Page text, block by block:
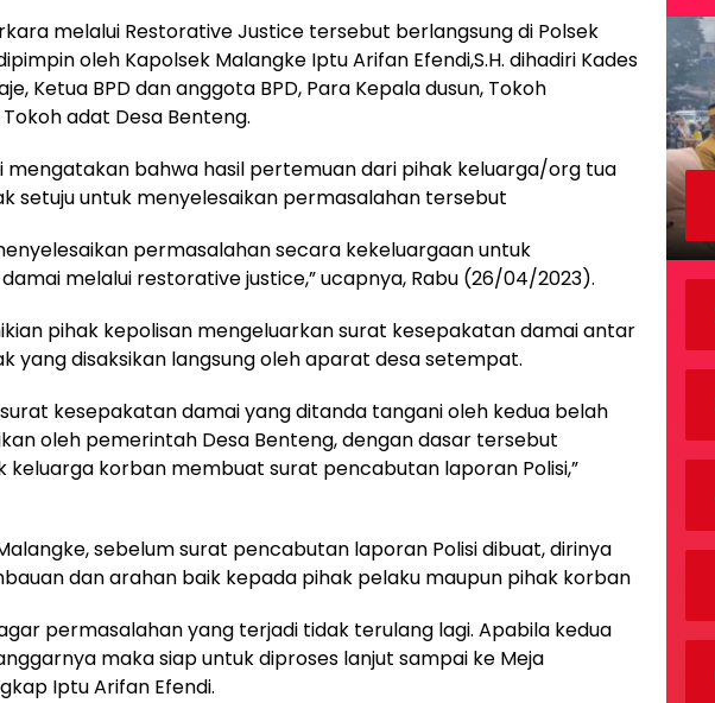
melalui Restorative Justice tersebut berlangsung di Polsek
oleh Kapolsek Malangke Iptu Arifan Efendi,S.H. dihadiri Kades
Ketua BPD dan anggota BPD, Para Kepala dusun, Tokoh
adat Desa Benteng.
mengatakan bahwa hasil pertemuan dari pihak keluarga/org tua
setuju untuk menyelesaikan permasalahan tersebut
permasalahan secara kekeluargaan untuk
melalui restorative justice,” ucapnya, Rabu (26/04/2023).
pihak kepolisan mengeluarkan surat kesepakatan damai antar
yang disaksikan langsung oleh aparat desa setempat.
kesepakatan damai yang ditanda tangani oleh kedua belah
oleh pemerintah Desa Benteng, dengan dasar tersebut
keluarga korban membuat surat pencabutan laporan Polisi,”
sebelum surat pencabutan laporan Polisi dibuat, dirinya
dan arahan baik kepada pihak pelaku maupun pihak korban
permasalahan yang terjadi tidak terulang lagi. Apabila kedua
maka siap untuk diproses lanjut sampai ke Meja
Iptu Arifan Efendi.